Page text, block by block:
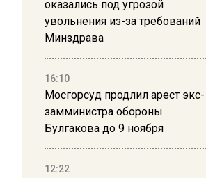
оказались под угрозой
увольнения из-за требований
Минздрава
16:10
Мосгорсуд продлил арест экс-
замминистра обороны
Булгакова до 9 ноября
12:22